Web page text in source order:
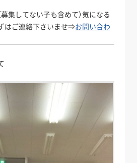
集してない子も含めて）気になる
はご連絡下さいませ⇒お問い合わ